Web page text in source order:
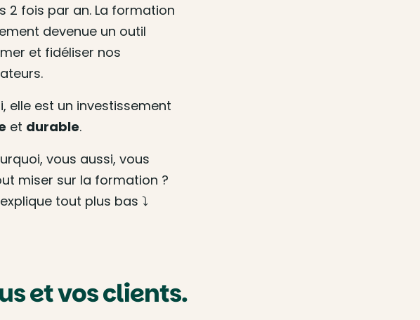
2 fois par an. La formation
devenue un outil
et fidéliser nos
elle est un investissement
et durable.
vous aussi, vous
miser sur la formation ?
tout plus bas ⤵️
et vos clients.